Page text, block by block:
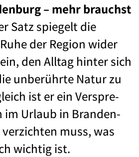
– mehr brauchst
Satz spie­gelt die
der Regi­on wider
den All­tag hin­ter sich
unbe­rühr­te Natur zu
ist er ein Ver­spre­
im Urlaub in Bran­den­
muss, was
wich­tig ist.